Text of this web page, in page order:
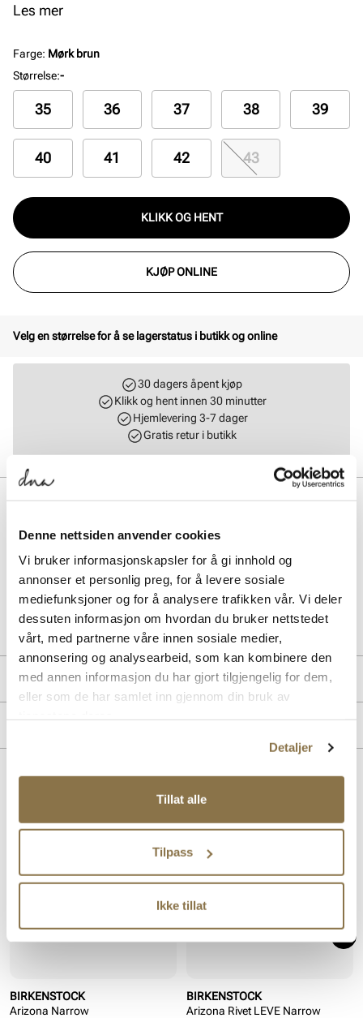
Denne nettsiden anvender cookies
Vi bruker informasjonskapsler for å gi innhold og
annonser et personlig preg, for å levere sosiale
mediefunksjoner og for å analysere trafikken vår. Vi deler
dessuten informasjon om hvordan du bruker nettstedet
vårt, med partnerne våre innen sosiale medier,
annonsering og analysearbeid, som kan kombinere den
med annen informasjon du har gjort tilgjengelig for dem,
eller som de har samlet inn gjennom din bruk av
Detaljer
Tillat alle
Tilpass
Ikke tillat
slitesterk fotsseng. Farge: Mocca
Les mer
Farge: Mørk brun
Størrelse:-
35 36 37 38 39
40 41 42 43
KLIKK OG HENT
KJØP ONLINE
Velg en størrelse for å se lagerstatus i butikk og online
30 dagers åpent kjøp
Klikk og hent innen 30 minutter
Hjemlevering 3-7 dager
Gratis retur i butikk
BESKRIVELSE
Klassikeren Arizona sandalen har to stropper med individuelt
holdbar Birko-Flor®. Original slitesterk fotsseng. Farge: Mocca
Art. nr.41266405
Lev. art. nr51703
PRODUKTDETALJER
MERKE
BIRKENSTOCK
Arizona Narrow
SALG
BIRKENSTOCK
Arizona Rivet LEVE Narrow
SALG